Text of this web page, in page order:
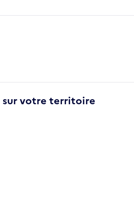
votre territoire